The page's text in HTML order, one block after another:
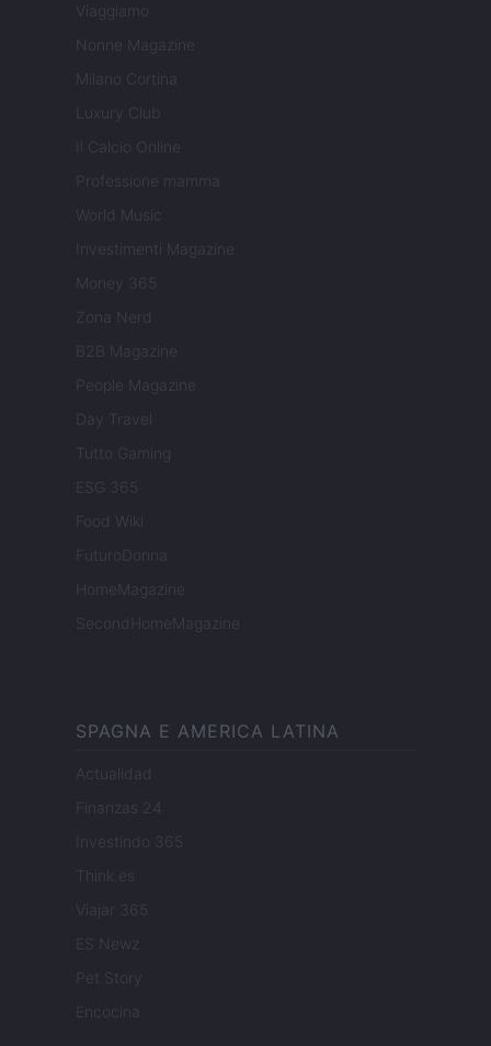
Viaggiamo
Nonne Magazine
Milano Cortina
Luxury Club
Il Calcio Online
Professione mamma
World Music
Investimenti Magazine
Money 365
Zona Nerd
B2B Magazine
People Magazine
Day Travel
Tutto Gaming
ESG 365
Food Wiki
FuturoDonna
HomeMagazine
SecondHomeMagazine
SPAGNA E AMERICA LATINA
Actualidad
Finanzas 24
Investindo 365
Think.es
Viajar 365
ES Newz
Pet Story
Encocina